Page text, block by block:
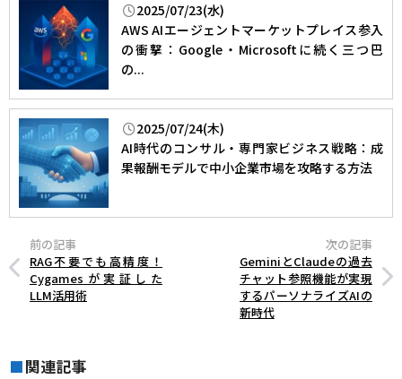
2025/07/23(水)
AWS AIエージェントマーケットプレイス参入
の衝撃：Google・Microsoftに続く三つ巴
の...
2025/07/24(木)
AI時代のコンサル・専門家ビジネス戦略：成
果報酬モデルで中小企業市場を攻略する方法
前の記事
RAG不要でも高精度！
Cygamesが実証した
LLM活用術
次の記事
GeminiとClaudeの過去
チャット参照機能が実現
するパーソナライズAIの
新時代
■関連記事